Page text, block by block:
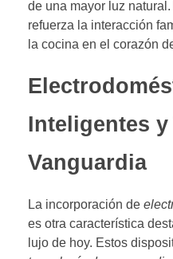
de una mayor luz
refuerza la interacción
la cocina en el corazón
Inteligentes
Vanguardia
La incorporación de
es otra característica
lujo de hoy. Estos